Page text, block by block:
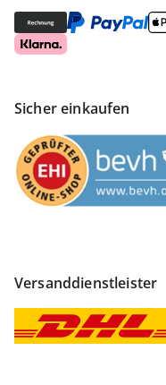
Sicher einkaufen
Versanddienstleister